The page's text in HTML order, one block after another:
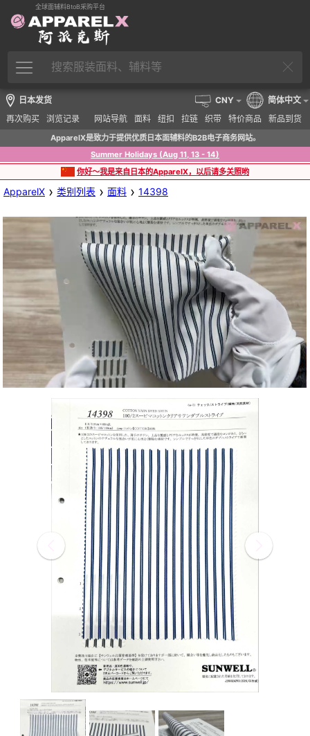
全球面辅料BtoB采购平台
日本发货
再次购买
浏览记录 网站导航 面料 纽扣 拉链 织带 特价商品 新品到货
CNY 简体中文
ApparelX是致力于提供优质日本面辅料的B2B电子商务网站。
Summer Holidays (Aug 11, 13 - 14)
你好～我是来自日本的ApparelX，以后请多关照哟
ApparelX › 类别列表 › 面料 › 14398